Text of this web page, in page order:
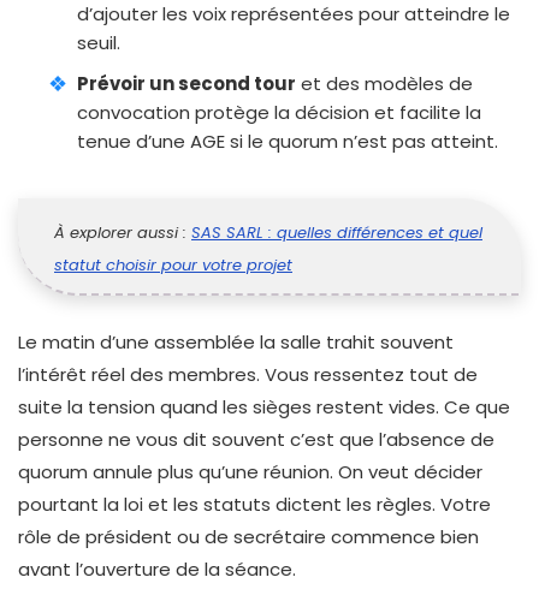
d’ajouter les voix représentées pour atteindre le
seuil.
Prévoir un second tour et des modèles de
convocation protège la décision et facilite la
tenue d’une AGE si le quorum n’est pas atteint.
À explorer aussi : SAS SARL : quelles différences et quel
statut choisir pour votre projet
Le matin d’une assemblée la salle trahit souvent
l’intérêt réel des membres. Vous ressentez tout de
suite la tension quand les sièges restent vides. Ce que
personne ne vous dit souvent c’est que l’absence de
quorum annule plus qu’une réunion. On veut décider
pourtant la loi et les statuts dictent les règles. Votre
rôle de président ou de secrétaire commence bien
avant l’ouverture de la séance.